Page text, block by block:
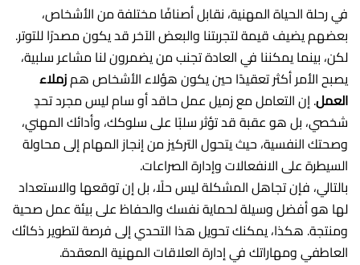
في رحلة الحياة المهنية، نقابل أصنافًا مختلفة من الأشخاص،
بعضهم يضيف قيمة لتجربتنا والبعض الآخر قد يكون مصدرًا للتوتر.
لكن، بينما يمكننا في العادة تجنب من يضمرون لنا مشاعر سلبية،
يصبح الأمر أكثر تعقيدًا حين يكون هؤلاء الأشخاص همزملاء
العمل. إن التعامل مع زميل عمل حاقد أو سام ليس مجرد تحدٍ
شخصي، بل هو عقبة قد تؤثر سلبًا على سلوكك، وأدائك المهني،
وصحتك النفسية، حيث يتحول التركيز من إنجاز المهام إلى محاولة
السيطرة على الانفعالات وإدارة الصراعات.
بالتالي، فإن تجاهل المشكلة ليس حلًا، بل إن توقعها والاستعداد
لها هو أفضل وسيلة لحماية نفسك والحفاظ على بيئة عمل صحية
ومنتجة. هكذا، يمكنك تحويل هذا التحدي إلى فرصة لتطوير ذكائك
العاطفي ومهاراتك في إدارة العلاقات المهنية المعقدة.